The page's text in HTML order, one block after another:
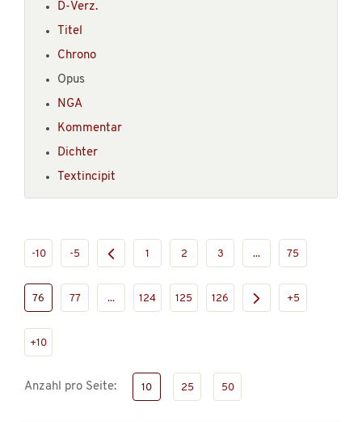
D-Verz.
Titel
Chrono
Opus
NGA
Kommentar
Dichter
Textincipit
-10 -5 1 2 3 ... 75
76 77 ... 124 125 126 +5
+10
Anzahl pro Seite: 10 25 50